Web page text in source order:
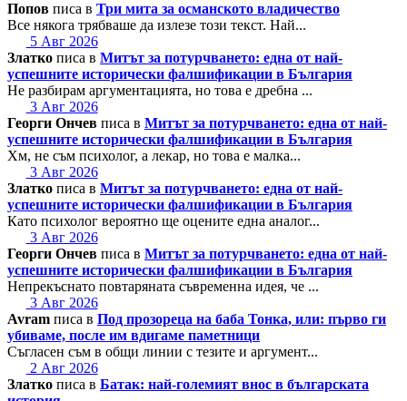
Попов писа в Три мита за османското владичество
Все някога трябваше да излезе този текст. Най...
5 Авг 2026
Златко писа в Митът за потурчването: една от най-
успешните исторически фалшификации в България
Не разбирам аргументацията, но това е дребна ...
3 Авг 2026
Георги Ончев писа в Митът за потурчването: една от най-
успешните исторически фалшификации в България
Хм, не съм психолог, а лекар, но това е малка...
3 Авг 2026
Златко писа в Митът за потурчването: една от най-
успешните исторически фалшификации в България
Като психолог вероятно ще оцените една аналог...
3 Авг 2026
Георги Ончев писа в Митът за потурчването: една от най-
успешните исторически фалшификации в България
Непрекъснато повтаряната съвременна идея, че ...
3 Авг 2026
Avram писа в Под прозореца на баба Тонка, или: първо ги
убиваме, после им вдигаме паметници
Съгласен съм в общи линии с тезите и аргумент...
2 Авг 2026
Златко писа в Батак: най-големият внос в българската